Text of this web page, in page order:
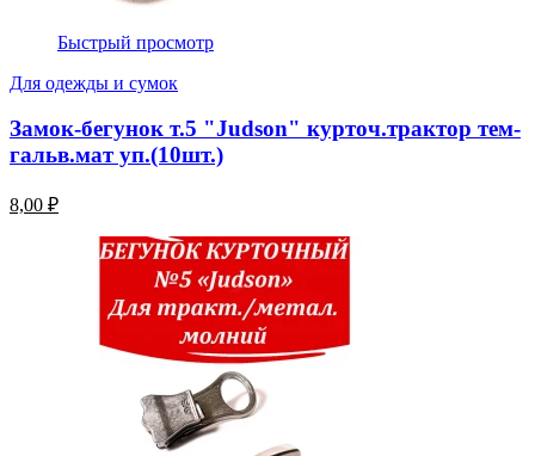
Быстрый просмотр
Для одежды и сумок
Замок-бегунок т.5 "Judson" курточ.трактор тем-
гальв.мат уп.(10шт.)
8,00 ₽